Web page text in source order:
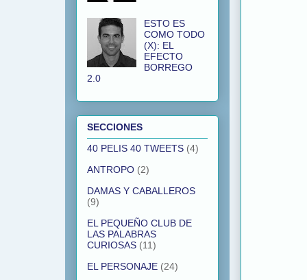
ESTO ES
COMO TODO
(X): EL
EFECTO
BORREGO
2.0
SECCIONES
40 PELIS 40 TWEETS (4)
ANTROPO (2)
DAMAS Y CABALLEROS
(9)
EL PEQUEÑO CLUB DE
LAS PALABRAS
CURIOSAS (11)
EL PERSONAJE (24)